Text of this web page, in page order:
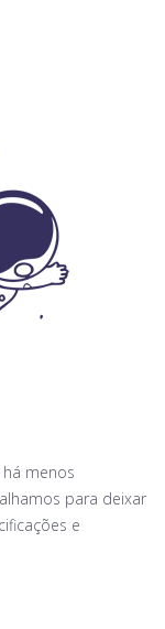
menos
para deixar
e